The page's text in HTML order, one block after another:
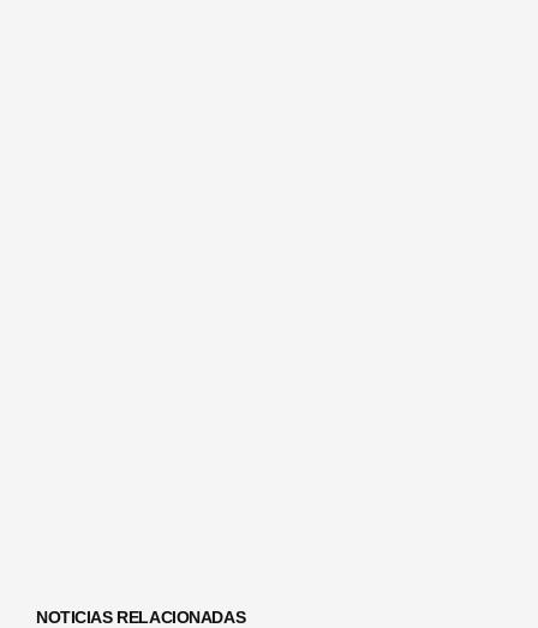
NOTICIAS RELACIONADAS